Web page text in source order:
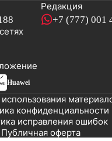
Редакция
+7 (777) 001
новостей
Huawei
Публичная оферта
исправления ошибок
конфиденциальности